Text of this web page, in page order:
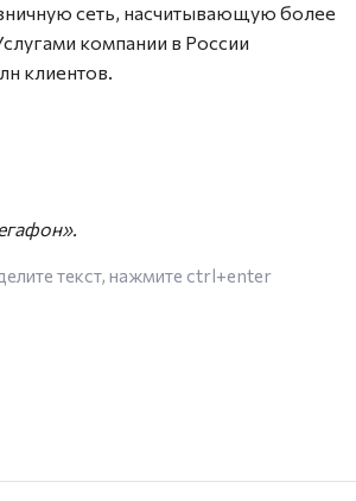
сеть, насчитывающую более
компании в России
клиентов.
текст, нажмите ctrl+enter